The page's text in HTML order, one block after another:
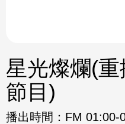
星光燦爛(
節目)
播出時間： FM 01:00-